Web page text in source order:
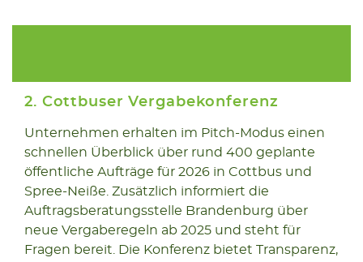
13.11
2. Cottbuser Vergabekonferenz
Unternehmen erhalten im Pitch-Modus einen
schnellen Überblick über rund 400 geplante
öffentliche Aufträge für 2026 in Cottbus und
Spree-Neiße. Zusätzlich informiert die
Auftragsberatungsstelle Brandenburg über
neue Vergaberegeln ab 2025 und steht für
Fragen bereit. Die Konferenz bietet Transparenz,